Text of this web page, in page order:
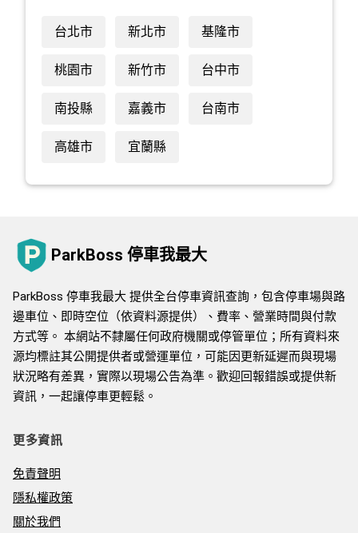
台北市 新北市 基隆市
桃園市 新竹市 台中市
南投縣 嘉義市 台南市
高雄市 宜蘭縣
ParkBoss 停車我最大
ParkBoss 停車我最大 提供全台停車資訊查詢，包含停車場與路
邊車位、即時空位（依資料源提供）、費率、營業時間與付款
方式等。 本網站不隸屬任何政府機關或停管單位；所有資料來
源均標註其公開提供者或營運單位，可能因更新延遲而與現場
狀況略有差異，實際以現場公告為準。歡迎回報錯誤或提供新
資訊，一起讓停車更輕鬆。
更多資訊
免責聲明
隱私權政策
關於我們